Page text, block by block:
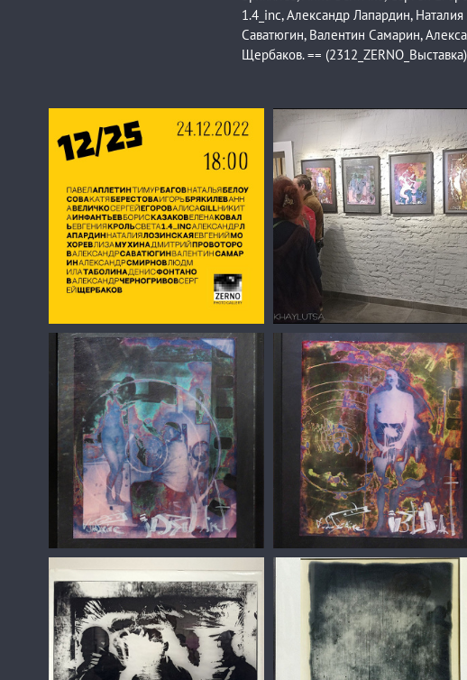
1.4_inc, Александр Лапардин,
Саватюгин, Валентин Самарин,
Щербаков. == (2312_ZERNO_Выставка)